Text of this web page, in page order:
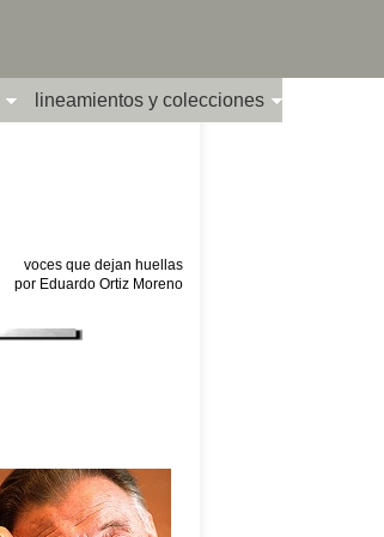
lineamientos y colecciones
voces que dejan huellas
por Eduardo Ortiz Moreno